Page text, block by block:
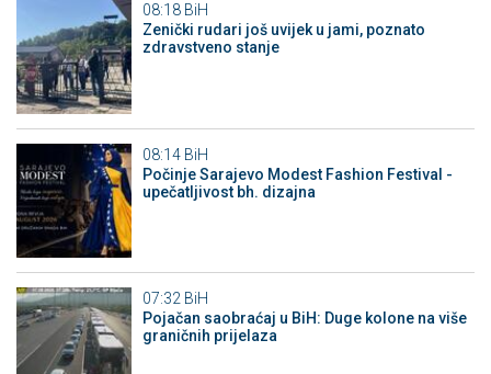
08:18 BiH
Zenički rudari još uvijek u jami, poznato
zdravstveno stanje
08:14 BiH
Počinje Sarajevo Modest Fashion Festival -
upečatljivost bh. dizajna
07:32 BiH
Pojačan saobraćaj u BiH: Duge kolone na više
graničnih prijelaza